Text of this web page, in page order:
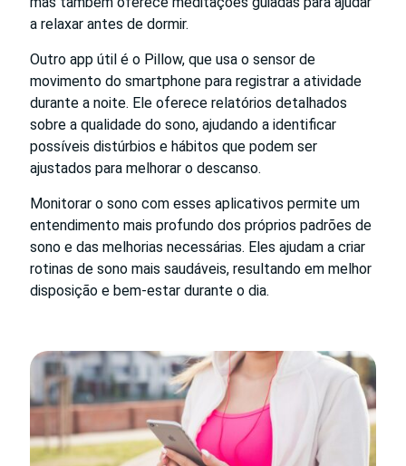
a relaxar antes de dormir.
Outro app útil é o Pillow, que usa o sensor de
movimento do smartphone para registrar a atividade
durante a noite. Ele oferece relatórios detalhados
sobre a qualidade do sono, ajudando a identificar
possíveis distúrbios e hábitos que podem ser
ajustados para melhorar o descanso.
Monitorar o sono com esses aplicativos permite um
entendimento mais profundo dos próprios padrões de
sono e das melhorias necessárias. Eles ajudam a criar
rotinas de sono mais saudáveis, resultando em melhor
disposição e bem-estar durante o dia.